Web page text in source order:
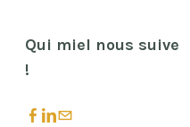
Qui miel nous suive
!